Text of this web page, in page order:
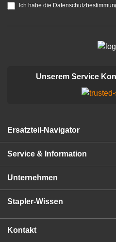
Ich habe die
Unserem Service
Ersatzteil-Navigator
Service & Information
Unternehmen
Stapler-Wissen
Kontakt